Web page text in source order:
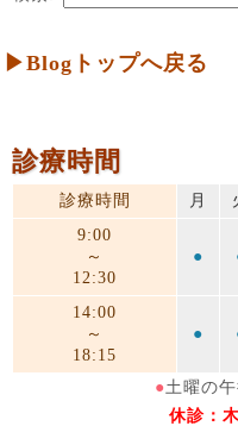
▶Blogトップへ戻る
診療時間
診療時間 月
9:00
～
12:30
●
14:00
～
18:15
●
●土曜の
休診：